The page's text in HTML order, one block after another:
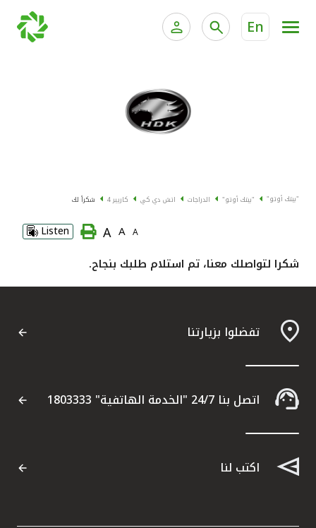
En
الخدمات المصرفية الإلكترونية للأفراد
الخدمات المصرفية الإلكترونية للشركات
مواقع الفروع وأجهزة الصرف الآلي
ماليزيا
"بيتك أوتو" "بيتك أوتو" الدراجات اتش دي كي كاريير 4 شكراً لك
A
A
A
Listen
شكرا لتواصلك معنا، تم استلام طلبك بنجاح.
تفضلوا بزيارتنا
اتصل بنا 24/7 "الخدمة الهاتفية" 1803333
اكتب لنا